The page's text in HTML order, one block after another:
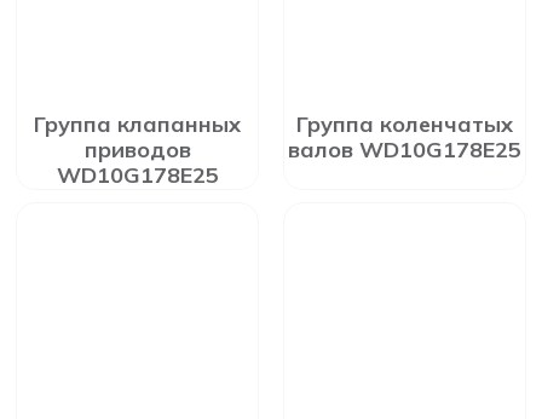
Группа клапанных
приводов
WD10G178E25
Группа коленчатых
валов WD10G178E25